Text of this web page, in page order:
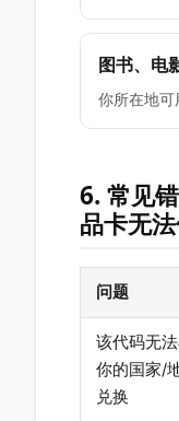
图书、电
你所在地可
6. 常见
品卡无
问题
该代码无
你的国家/
兑换